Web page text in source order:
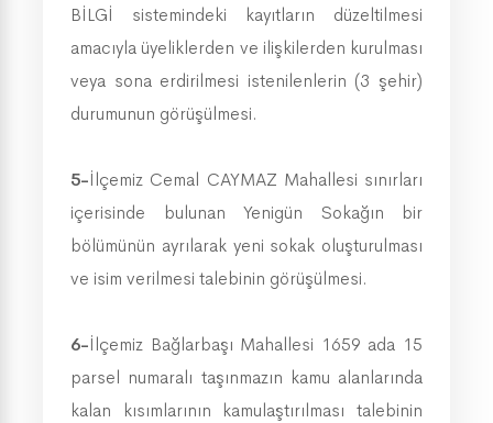
BİLGİ sistemindeki kayıtların düzeltilmesi
amacıyla üyeliklerden ve ilişkilerden kurulması
veya sona erdirilmesi istenilenlerin (3 şehir)
durumunun görüşülmesi.
5-İlçemiz Cemal CAYMAZ Mahallesi sınırları
içerisinde bulunan Yenigün Sokağın bir
bölümünün ayrılarak yeni sokak oluşturulması
ve isim verilmesi talebinin görüşülmesi.
6-İlçemiz Bağlarbaşı Mahallesi 1659 ada 15
parsel numaralı taşınmazın kamu alanlarında
kalan kısımlarının kamulaştırılması talebinin